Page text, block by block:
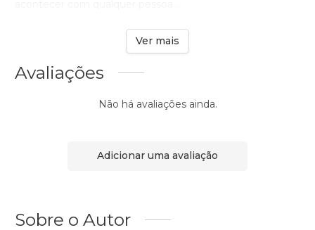
Ver mais
Avaliações
Não há avaliações ainda.
Adicionar uma avaliação
Sobre o Autor